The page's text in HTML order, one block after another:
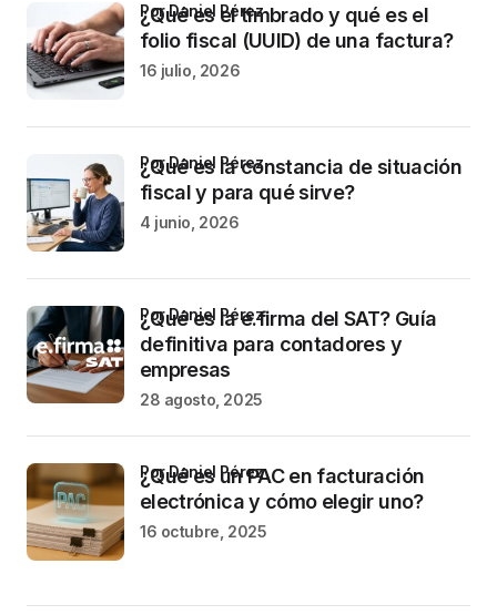
¿Qué es el timbrado y qué es el
folio fiscal (UUID) de una factura?
por Daniel Pérez
16 julio, 2026
¿Qué es la constancia de situación
fiscal y para qué sirve?
por Daniel Pérez
4 junio, 2026
¿Qué es la e.firma del SAT? Guía
definitiva para contadores y
empresas
por Daniel Pérez
28 agosto, 2025
¿Qué es un PAC en facturación
electrónica y cómo elegir uno?
por Daniel Pérez
16 octubre, 2025